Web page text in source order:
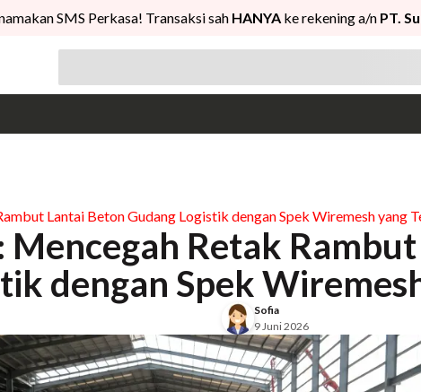
SMS Perkasa! Transaksi sah HANYA ke rekening a/n PT.
Lantai Beton Gudang Logistik dengan Spek Wiremesh yang
Mencegah Retak
dengan Spek
Sofia
9 Juni 2026